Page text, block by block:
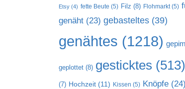
Etsy(4) fette Beute (5) Filz (8) Flohmarkt(5)
genäht(23) gebasteltes(39)
genähtes (1218)
geplottet(8) gesticktes (513)
(7) Hochzeit(11) Kissen (5) Knöpfe(24)